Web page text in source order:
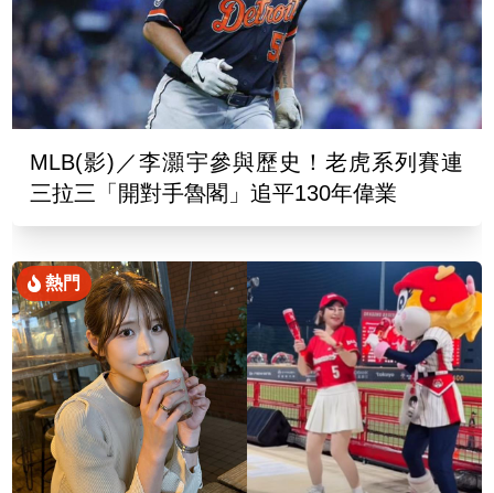
MLB(影)／李灝宇參與歷史！老虎系列賽連
三拉三「開對手魯閣」追平130年偉業
熱門